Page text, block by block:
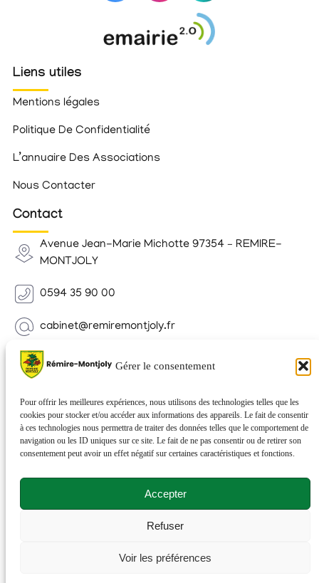
Gérer le consentement
Pour offrir les meilleures expériences, nous utilisons des technologies telles que les
cookies pour stocker et/ou accéder aux informations des appareils. Le fait de consentir
à ces technologies nous permettra de traiter des données telles que le comportement de
navigation ou les ID uniques sur ce site. Le fait de ne pas consentir ou de retirer son
consentement peut avoir un effet négatif sur certaines caractéristiques et fonctions.
Accepter
Refuser
Voir les préférences
Liens utiles
Mentions légales
Politique De Confidentialité
L’annuaire Des Associations
Nous Contacter
Contact
Avenue Jean-Marie Michotte 97354 – REMIRE-
MONTJOLY
0594 35 90 00
cabinet@remiremontjoly.fr
Newsletter
nouvelles de votre commune.
réalisé parNetactions